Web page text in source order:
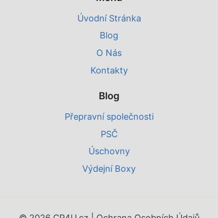
Úvodní Stránka
Blog
O Nás
Kontakty
Blog
Přepravní společnosti
PSČ
Úschovny
Výdejní Boxy